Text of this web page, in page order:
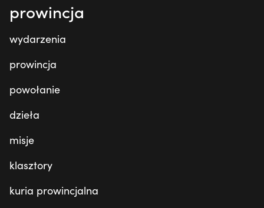
prowincja
wydarzenia
prowincja
powołanie
dzieła
misje
klasztory
kuria prowincjalna